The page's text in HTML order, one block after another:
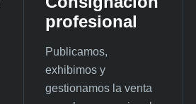
profesional
Publicamos,
exhibimos y
gestionamos la venta